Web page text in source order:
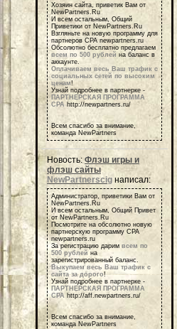
Хозяин сайта, приветик Вам от
NewPartners.Ru
И всем остальным, Общий
Приветики от NewPartners.Ru
Взгляньте на новую программу для
партнеров СРА newpartners.ru
Обсолютно бесплатно предлагаем
всем по 500 рублей на баланс в
аккаунте.
Оплачиваем весь Ваш трафик с
социальных сетей по высоким
ценам!
Узнай подробнее в партнерке -
ПАРТНЕРСКАЯ ПРОГРАММА
СРА http://newpartners.ru/
Всем спасибо за внимание,
команда NewPartners
Новость: Флэш игры и
флэш сайты
NewPartnerscig написал:
Администратор, приветики Вам от
NewPartners.Ru
И всем остальным, Общий Привет
от NewPartners.Ru
Посмотрите на обсолютно новую
партнерскую программу СРА
newpartners.ru
За регистрацию дарим всем по
500 рублей на
зарегистрированный баланс.
Выкупаем весь Ваш трафик с
сайта за дорого!
Узнай подробнее в партнерке -
ПАРТНЕРСКАЯ ПРОГРАММА
СРА http://aff.newpartners.ru/
Всем спасибо за внимание,
команда NewPartners